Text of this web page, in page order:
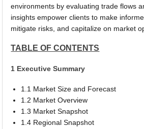
environments by evaluating trade flows
insights empower clients to make
mitigate risks, and capitalize on market
TABLE OF CONTENTS
1 Executive Summary
1.1 Market Size and Forecast
1.2 Market Overview
1.3 Market Snapshot
1.4 Regional Snapshot